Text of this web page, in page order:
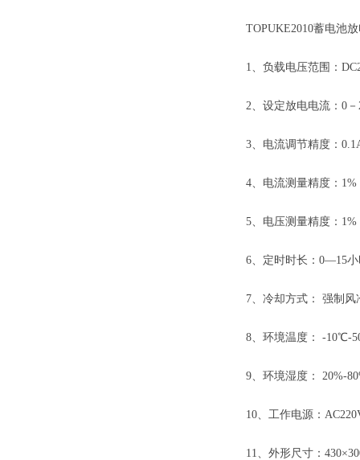
TOPUKE2010蓄电池放
1、负载电压范围：
2、设定放电电流：0－
3、电流调节精度：
4、电流测量精度：1%
5、电压测量精度：1%
6、定时时长：0—15小
7、冷却方式： 强制风
8、环境温度： -10℃-
9、环境湿度： 20%-
10、工作电源：
11、外形尺寸：